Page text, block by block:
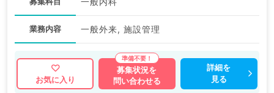
業務内容 一般外来, 施設管理
お気に入り
募集状況を
問い合わせる
詳細を
見る